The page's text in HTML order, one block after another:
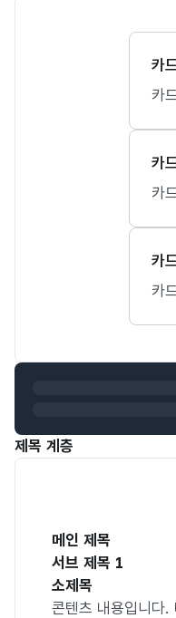
카
카
카
카
카
카
제목 계층
메인 제목
서브 제목 1
소제목
콘텐츠 내용입니다.